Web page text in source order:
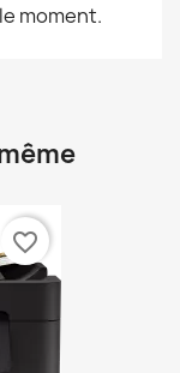
moment.
favorite_border